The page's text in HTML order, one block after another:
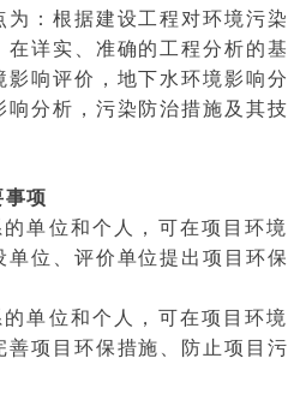
：根据建设工程对环境污染
在详实、准确的工程分析的基
响评价，地下水环境影响分
响分析，污染防治措施及其技
事项
单位和个人，可在项目环境
位、评价单位提出项目环保
单位和个人，可在项目环境
善项目环保措施、防止项目污